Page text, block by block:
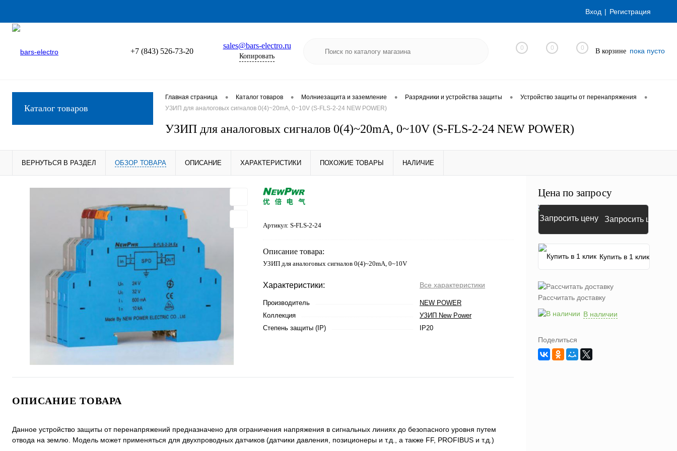
Вход Регистрация
+7 (843) 526-73-20
sales@bars-electro.ru
Копировать
0 0 0 В корзине пока пусто
Каталог товаров
Главная страница • Каталог товаров • Молниезащита и заземление • Разрядники и устройства защиты • Устройство защиты от перенапряжения •
УЗИП для аналоговых сигналов 0(4)~20mA, 0~10V (S-FLS-2-24 NEW POWER)
УЗИП для аналоговых сигналов 0(4)~20mA, 0~10V (S-FLS-2-24 NEW POWER)
ВЕРНУТЬСЯ В РАЗДЕЛ ОБЗОР ТОВАРА ОПИСАНИЕ ХАРАКТЕРИСТИКИ ПОХОЖИЕ ТОВАРЫ НАЛИЧИЕ
Артикул: S-FLS-2-24
Описание товара:
УЗИП для аналоговых сигналов 0(4)~20mA, 0~10V
Характеристики: Все характеристики
Производитель
NEW POWER
Коллекция
УЗИП New Power
Степень защиты (IP)
IP20
ОПИСАНИЕ ТОВАРА
Данное устройство защиты от перенапряжений предназначено для ограничения напряжения в сигнальных линиях до безопасного уровня путем
отвода на землю. Модель может применяться для двухпроводных датчиков (датчики давления, позиционеры и т.д., а также FF, PROFIBUS и т.д.)
Цена по запросу
Запросить цену
Купить в 1 клик
Рассчитать доставку
В наличии
Поделиться